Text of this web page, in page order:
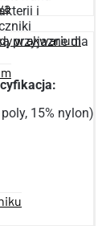
w akwarium
i
przyjazne dla
15% nylon)